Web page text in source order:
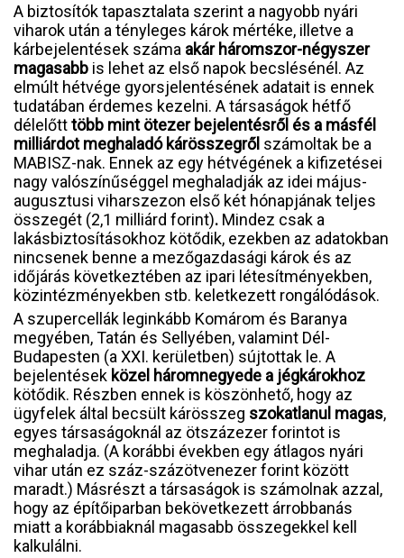
A biztosítók tapasztalata szerint a nagyobb nyári
viharok után a tényleges károk mértéke, illetve a
kárbejelentések száma akár háromszor-négyszer
magasabb is lehet az első napok becslésénél. Az
elmúlt hétvége gyorsjelentésének adatait is ennek
tudatában érdemes kezelni. A társaságok hétfő
délelőtttöbb mint ötezer bejelentésről és a másfél
milliárdot meghaladó kárösszegről számoltak be a
MABISZ-nak. Ennek az egy hétvégének a kifizetései
nagy valószínűséggel meghaladják az idei május-
augusztusi viharszezon első két hónapjának teljes
összegét (2,1 milliárd forint). Mindez csak a
lakásbiztosításokhoz kötődik, ezekben az adatokban
nincsenek benne a mezőgazdasági károk és az
időjárás következtében az ipari létesítményekben,
közintézményekben stb. keletkezett rongálódások.
A szupercellák leginkább Komárom és Baranya
megyében, Tatán és Sellyében, valamint Dél-
Budapesten (a XXI. kerületben) sújtottak le. A
bejelentések közel háromnegyede a jégkárokhoz
kötődik. Részben ennek is köszönhető, hogy az
ügyfelek által becsült kárösszeg szokatlanul magas,
egyes társaságoknál az ötszázezer forintot is
meghaladja. (A korábbi években egy átlagos nyári
vihar után ez száz-százötvenezer forint között
maradt.) Másrészt a társaságok is számolnak azzal,
hogy az építőiparban bekövetkezett árrobbanás
miatt a korábbiaknál magasabb összegekkel kell
kalkulálni.